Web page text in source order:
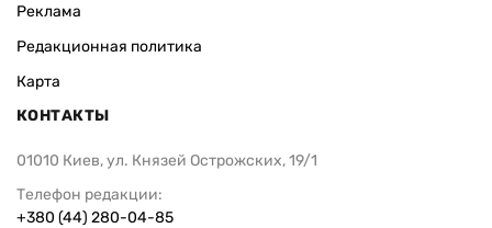
Реклама
Редакционная политика
Карта
КОНТАКТЫ
01010 Киев, ул. Князей Острожских, 19/1
Телефон редакции:
+380 (44) 280-04-85